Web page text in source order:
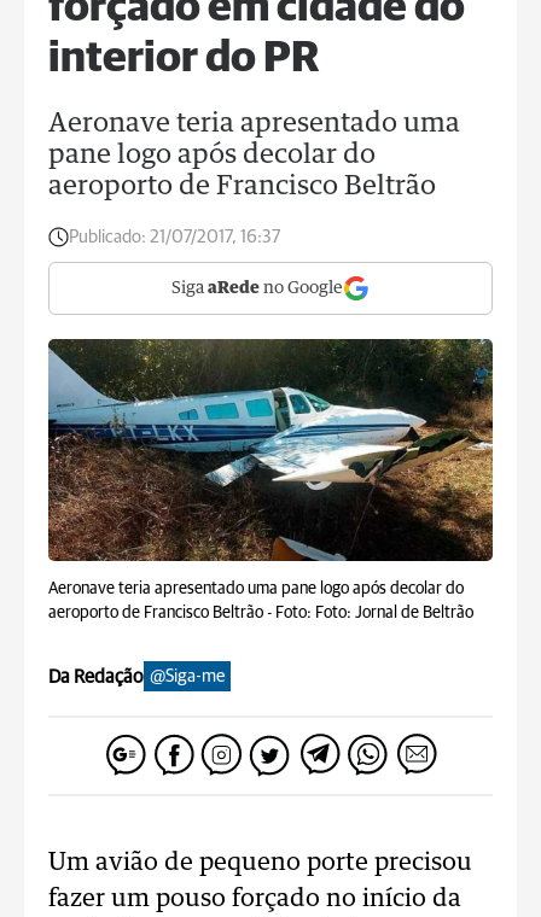
interior do PR
Aeronave teria apresentado uma
pane logo após decolar do
aeroporto de Francisco Beltrão
Publicado: 21/07/2017, 16:37
Siga aRede no Google
Aeronave teria apresentado uma pane logo após decolar do
aeroporto de Francisco Beltrão - Foto: Foto: Jornal de Beltrão
Da Redação @Siga-me
Um avião de pequeno porte precisou
fazer um pouso forçado no início da